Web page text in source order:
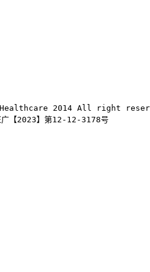
2014 All right
广【2023】第12-12-3178号